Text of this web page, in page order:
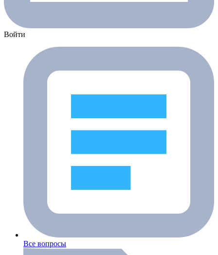
Войти
Все вопросы